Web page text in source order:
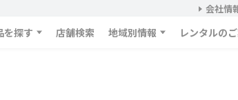
会社情
を探す 店舗検索 地域別情報 レンタルの